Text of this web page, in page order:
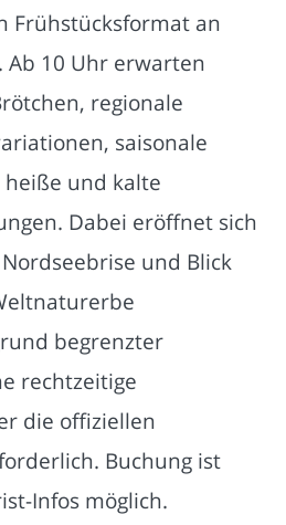
Frühstücksformat an
10 Uhr erwarten
regionale
saisonale
und kalte
Dabei eröffnet sich
und Blick
begrenzter
rechtzeitige
die offiziellen
Buchung ist
Infos möglich.